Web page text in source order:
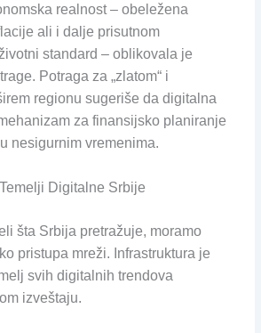
realnost – obeležena
ali i dalje prisutnom
standard – oblikovala je
Potraga za „zlatom“ i
regionu sugeriše da digitalna
za finansijsko planiranje
nesigurnim vremenima.
Digitalne Srbije
šta Srbija pretražuje, moramo
pristupa mreži. Infrastruktura je
svih digitalnih trendova
izveštaju.